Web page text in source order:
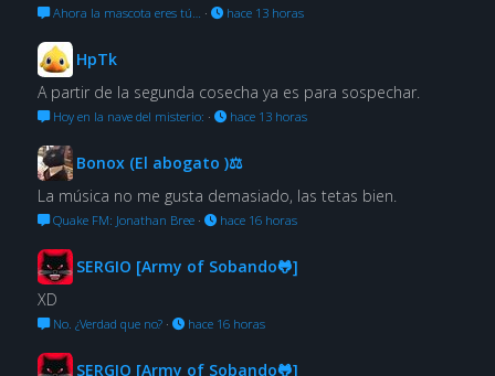
Ahora la mascota eres tú… · hace 13 horas
HpTk
A partir de la segunda cosecha ya es para sospechar.
Hoy en la nave del misterio: · hace 13 horas
Bonox (El abogato )⚖
La música no me gusta demasiado, las tetas bien.
Quake FM: Jonathan Bree· hace 16 horas
SERGIO [Army of Sobando🐸]
XD
No. ¿Verdad que no?· hace 16 horas
SERGIO [Army of Sobando🐸]